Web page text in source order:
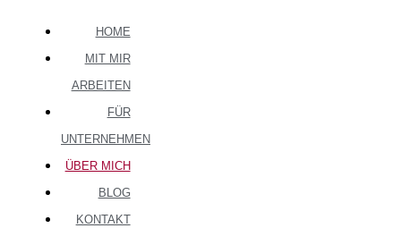
HOME
MIT MIR
ARBEITEN
FÜR
UNTERNEHMEN
ÜBER MICH
BLOG
KONTAKT